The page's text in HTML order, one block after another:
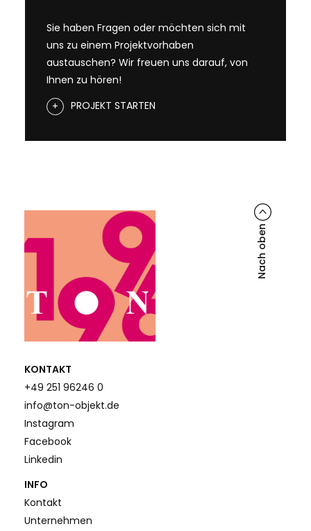
Sie haben Fragen oder möchten sich mit
uns zu einem Projektvorhaben
austauschen? Wir freuen uns darauf, von
Ihnen zu hören!
PROJEKT STARTEN
Nach oben
KONTAKT
+49 251 96246 0
info@ton-objekt.de
Instagram
Facebook
Linkedin
INFO
Kontakt
Unternehmen